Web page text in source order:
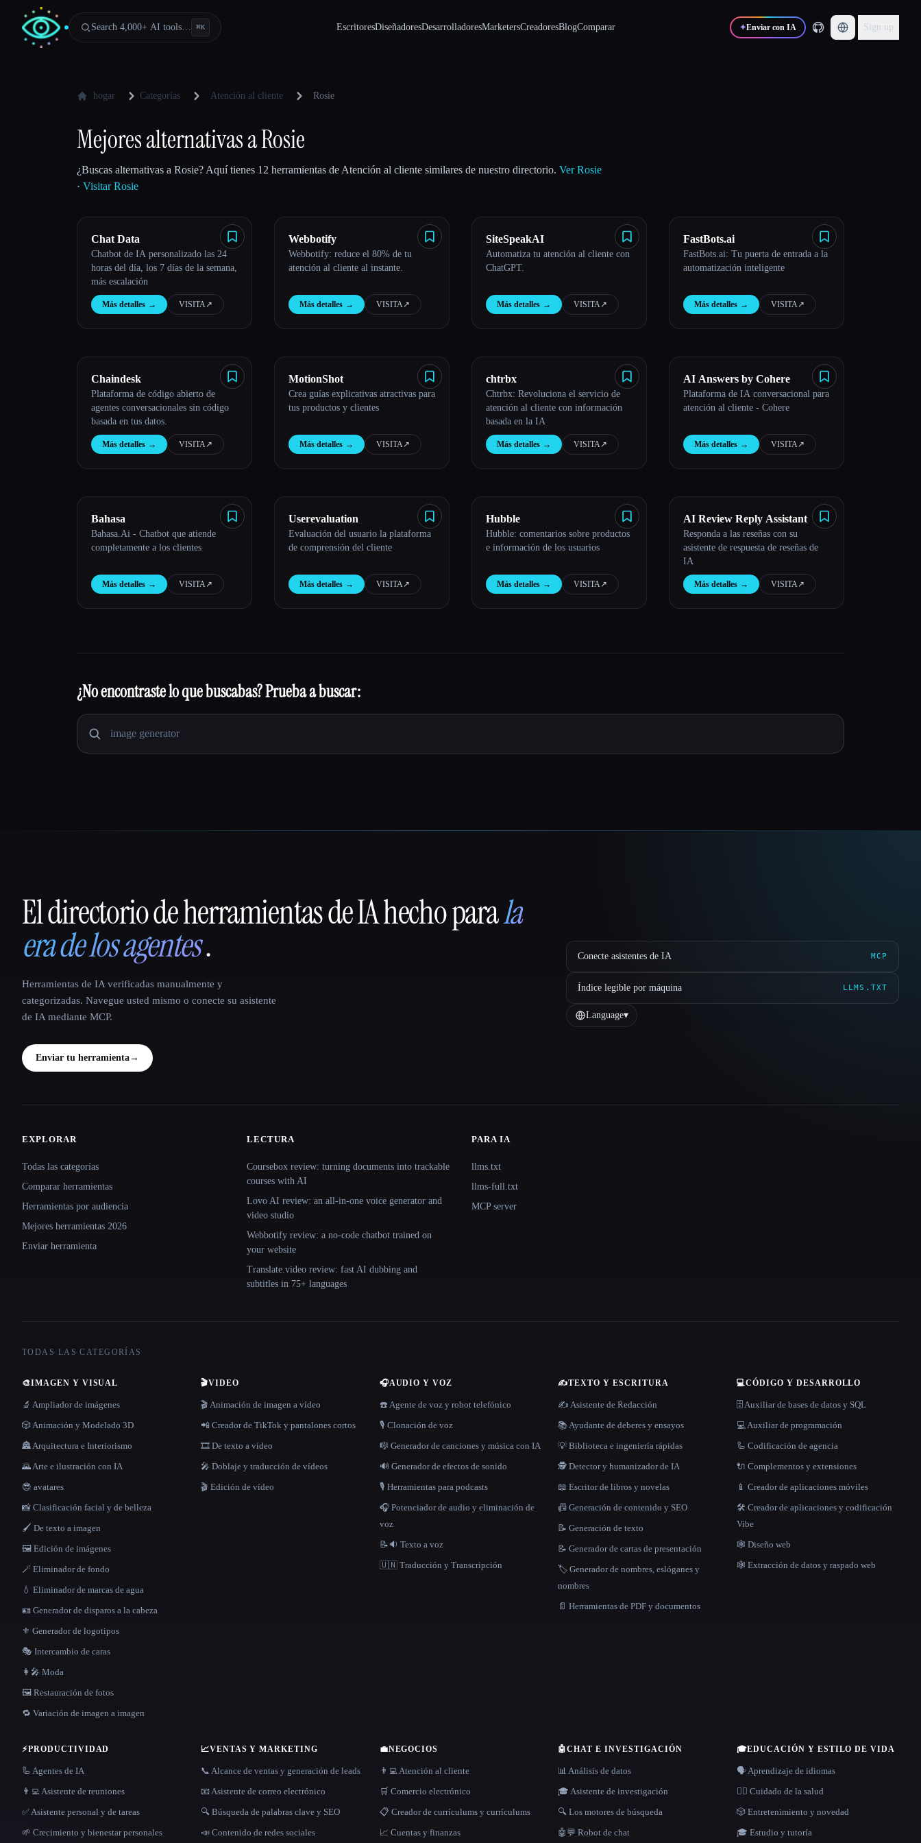
Search 4,000+ AI tools… ⌘K EscritoresDiseñadoresDesarrolladoresMarketersCreadoresBlogComparar ✦Enviar con IA Sign up
hogar Categorías Atención al cliente Rosie
Mejores alternativas a Rosie
¿Buscas alternativas a Rosie? Aquí tienes 12 herramientas de Atención al cliente similares de nuestro directorio. Ver Rosie
· Visitar Rosie
Chat Data
Chatbot de IA personalizado las 24
horas del día, los 7 días de la semana,
más escalación
Más detalles → VISITA↗︎
Webbotify
Webbotify: reduce el 80% de tu
atención al cliente al instante.
Más detalles → VISITA↗︎
SiteSpeakAI
Automatiza tu atención al cliente con
ChatGPT.
Más detalles → VISITA↗︎
FastBots.ai
FastBots.ai: Tu puerta de entrada a la
automatización inteligente
Más detalles → VISITA↗︎
Chaindesk
Plataforma de código abierto de
agentes conversacionales sin código
basada en tus datos.
Más detalles → VISITA↗︎
MotionShot
Crea guías explicativas atractivas para
tus productos y clientes
Más detalles → VISITA↗︎
chtrbx
Chtrbx: Revoluciona el servicio de
atención al cliente con información
basada en la IA
Más detalles → VISITA↗︎
AI Answers by Cohere
Plataforma de IA conversacional para
atención al cliente - Cohere
Más detalles → VISITA↗︎
Bahasa
Bahasa.Ai - Chatbot que atiende
completamente a los clientes
Más detalles → VISITA↗︎
Userevaluation
Evaluación del usuario la plataforma
de comprensión del cliente
Más detalles → VISITA↗︎
Hubble
Hubble: comentarios sobre productos
e información de los usuarios
Más detalles → VISITA↗︎
AI Review Reply Assistant
Responda a las reseñas con su
asistente de respuesta de reseñas de
IA
Más detalles → VISITA↗︎
¿No encontraste lo que buscabas? Prueba a buscar:
That AI Collection
El directorio de herramientas de IA hecho parala
era de los agentes.
Herramientas de IA verificadas manualmente y
categorizadas. Navegue usted mismo o conecte su asistente
de IA mediante MCP.
Enviar tu herramienta→
Conecte asistentes de IA MCP
Índice legible por máquina LLMS.TXT
Language▾
Site navigation
EXPLORAR
Todas las categorías
Comparar herramientas
Herramientas por audiencia
Mejores herramientas 2026
Enviar herramienta
LECTURA
Coursebox review: turning documents into trackable
courses with AI
Lovo AI review: an all-in-one voice generator and
video studio
Webbotify review: a no-code chatbot trained on
your website
Translate.video review: fast AI dubbing and
subtitles in 75+ languages
PARA IA
llms.txt
llms-full.txt
MCP server
TODAS LAS CATEGORÍAS
🎨IMAGEN Y VISUAL
🔬 Ampliador de imágenes
🎲 Animación y Modelado 3D
🏯 Arquitectura e Interiorismo
🌄 Arte e ilustración con IA
😎 avatares
📸 Clasificación facial y de belleza
🖌️ De texto a imagen
🖼️ Edición de imágenes
🪄 Eliminador de fondo
💧 Eliminador de marcas de agua
🪪 Generador de disparos a la cabeza
⚜️ Generador de logotipos
🎭 Intercambio de caras
👩‍🎤 Moda
🖼️ Restauración de fotos
🔁 Variación de imagen a imagen
🎬VIDEO
🎬 Animación de imagen a vídeo
📲 Creador de TikTok y pantalones cortos
🎞️ De texto a vídeo
🎤 Doblaje y traducción de vídeos
🎬 Edición de vídeo
🎧AUDIO Y VOZ
☎️ Agente de voz y robot telefónico
🎙️ Clonación de voz
🎼 Generador de canciones y música con IA
🔊 Generador de efectos de sonido
🎙️ Herramientas para podcasts
🎧 Potenciador de audio y eliminación de
voz
📝🔉 Texto a voz
🇺🇳 Traducción y Transcripción
✍️TEXTO Y ESCRITURA
✍️ Asistente de Redacción
📚 Ayudante de deberes y ensayos
💡 Biblioteca e ingeniería rápidas
🕵️ Detector y humanizador de IA
📖 Escritor de libros y novelas
📠 Generación de contenido y SEO
📝 Generación de texto
📝 Generador de cartas de presentación
🏷️ Generador de nombres, eslóganes y
nombres
📄 Herramientas de PDF y documentos
💻CÓDIGO Y DESARROLLO
🗄️ Auxiliar de bases de datos y SQL
💻 Auxiliar de programación
🦾 Codificación de agencia
🔌 Complementos y extensiones
📱 Creador de aplicaciones móviles
🛠️ Creador de aplicaciones y codificación
Vibe
🕸 Diseño web
🕸️ Extracción de datos y raspado web
⚡PRODUCTIVIDAD
🦾 Agentes de IA
👨‍💻 Asistente de reuniones
✅ Asistente personal y de tareas
🌱 Crecimiento y bienestar personales
📈VENTAS Y MARKETING
📞 Alcance de ventas y generación de leads
📧 Asistente de correo electrónico
🔍 Búsqueda de palabras clave y SEO
📣 Contenido de redes sociales
💼NEGOCIOS
👨‍💻 Atención al cliente
🛒 Comercio electrónico
📋 Creador de currículums y currículums
📈 Cuentas y finanzas
🤖CHAT E INVESTIGACIÓN
📊 Análisis de datos
🎓 Asistente de investigación
🔍 Los motores de búsqueda
🤖💬 Robot de chat
🎓EDUCACIÓN Y ESTILO DE VIDA
🗣️ Aprendizaje de idiomas
👩‍⚕️ Cuidado de la salud
🎲 Entretenimiento y novedad
🎓 Estudio y tutoría